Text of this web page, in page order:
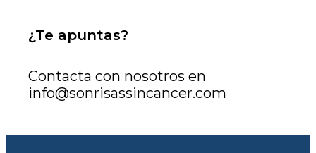
¿Te apuntas?
Contacta con nosotros en
info@sonrisassincancer.com